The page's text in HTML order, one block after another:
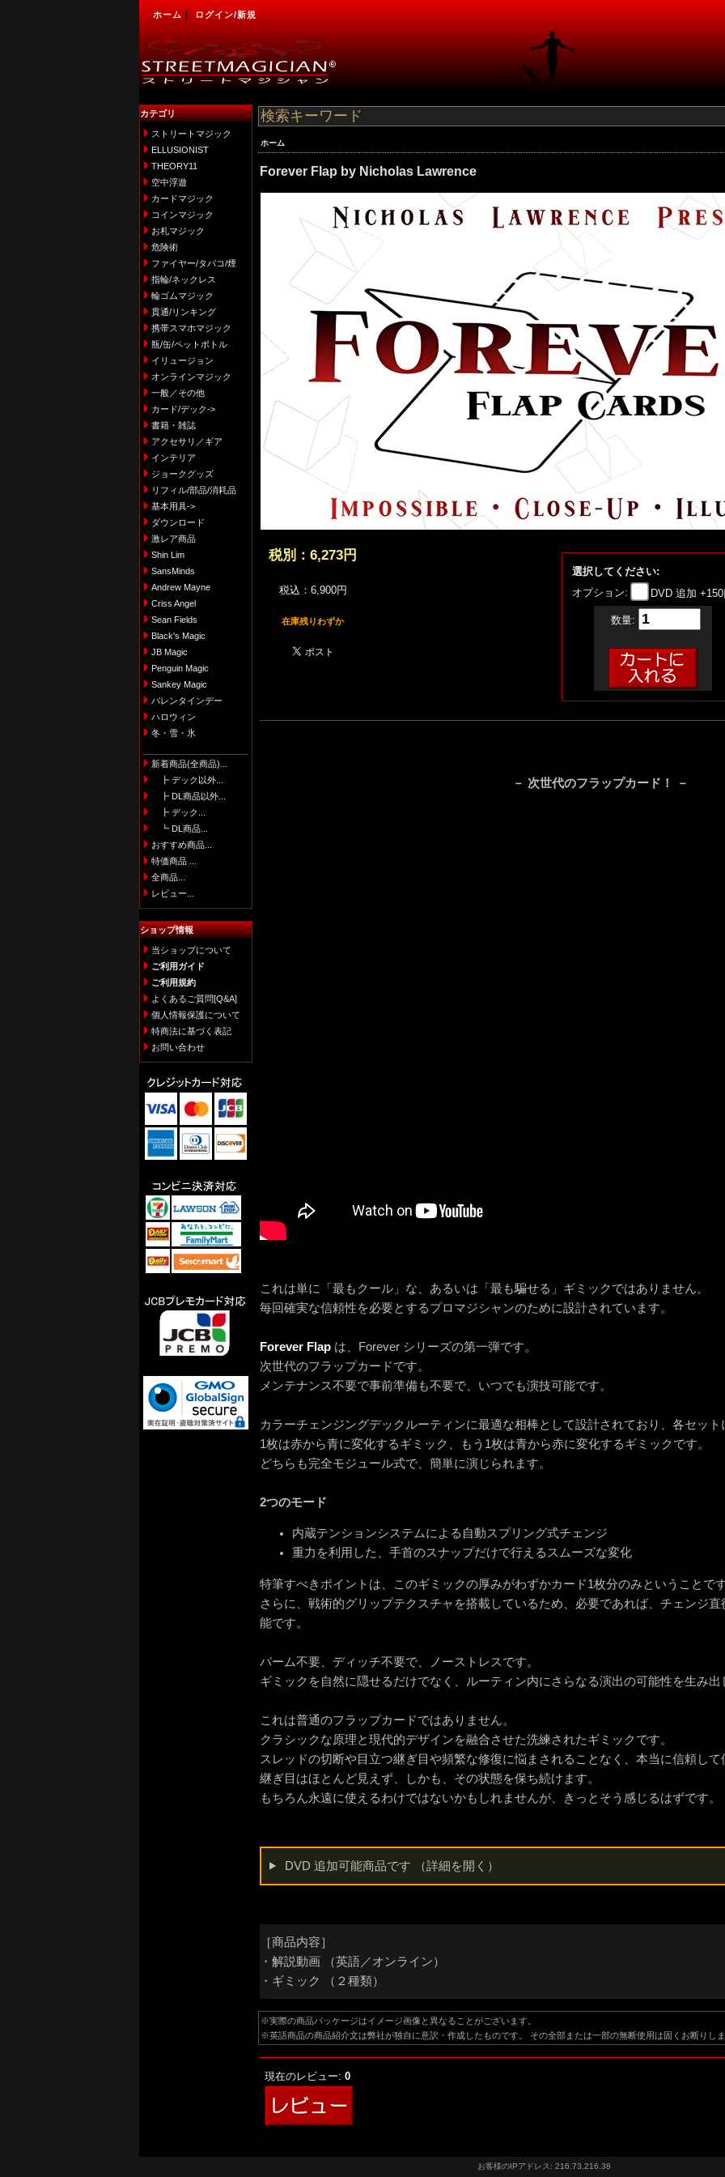
ホーム | ログイン/新規
カテゴリ
ストリートマジック
ELLUSIONIST
THEORY11
空中浮遊
カードマジック
コインマジック
お札マジック
危険術
ファイヤー/タバコ/煙
指輪/ネックレス
輪ゴムマジック
貫通/リンキング
携帯スマホマジック
瓶/缶/ペットボトル
イリュージョン
オンラインマジック
一般／その他
カード/デック->
書籍・雑誌
アクセサリ／ギア
インテリア
ジョークグッズ
リフィル/部品/消耗品
基本用具->
ダウンロード
激レア商品
Shin Lim
SansMinds
Andrew Mayne
Criss Angel
Sean Fields
Black's Magic
JB Magic
Penguin Magic
Sankey Magic
バレンタインデー
ハロウィン
冬・雪・氷
新着商品(全商品)...
┣ デック以外...
┣ DL商品以外...
┣ デック...
┗ DL商品...
おすすめ商品...
特価商品 ...
全商品...
レビュー...
ショップ情報
当ショップについて
ご利用ガイド
ご利用規約
よくあるご質問[Q&A]
個人情報保護について
特商法に基づく表記
お問い合わせ
ホーム
Forever Flap by Nicholas Lawrence
税別： 6,273円
税込：6,900円
在庫残りわずか
選択してください:
オプション:
DVD 追加
数量:
－ 次世代のフラップカード！ －
これは単に「最もクール」な、あるいは「最も騙せる」ギミックではありません。
毎回確実な信頼性を必要とするプロマジシャンのために設計されています。
Forever Flap は、Forever シリーズの第一弾です。
次世代のフラップカードです。
メンテナンス不要で事前準備も不要で、いつでも演技可能です。
カラーチェンジングデックルーティンに最適な相棒として設計されており、各セッ
1枚は赤から青に変化するギミック、もう1枚は青から赤に変化するギミックです。
どちらも完全モジュール式で、簡単に演じられます。
2つのモード
内蔵テンションシステムによる自動スプリング式チェンジ
重力を利用した、手首のスナップだけで行えるスムーズな変化
特筆すべきポイントは、このギミックの厚みがわずかカード1枚分のみということで
さらに、戦術的グリップテクスチャを搭載しているため、必要であれば、チェンジ
能です。
パーム不要、ディッチ不要で、ノーストレスです。
ギミックを自然に隠せるだけでなく、ルーティン内にさらなる演出の可能性を生み出
これは普通のフラップカードではありません。
クラシックな原理と現代的デザインを融合させた洗練されたギミックです。
スレッドの切断や目立つ継ぎ目や頻繁な修復に悩まされることなく、本当に信頼し
継ぎ目はほとんど見えず、しかも、その状態を保ち続けます。
もちろん永遠に使えるわけではないかもしれませんが、きっとそう感じるはずです。
DVD 追加可能商品です （詳細を開く）
［商品内容］
・解説動画 （英語／オンライン）
・ギミック （２種類）
※実際の商品パッケージはイメージ画像と異なることがございます。
※英語商品の商品紹介文は弊社が独自に意訳・作成したものです。 その全部または一部の無断使用は固くお断りし
現在のレビュー: 0
お客様のIPアドレス: 216.73.216.38